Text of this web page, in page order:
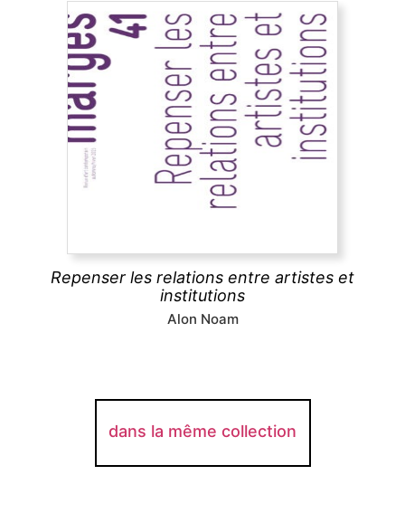
Repenser les relations entre artistes et
institutions
Alon Noam
Repenser les relations entre artistes et
institutions
Ce numéro explore les relations entre artistes et
institutions, en analysant les tensions entre
aspirations artistiques et logiques institutionnelles,
afin de mettre en lumière les rapports de pouvoir à
découvrir
dans la même collection